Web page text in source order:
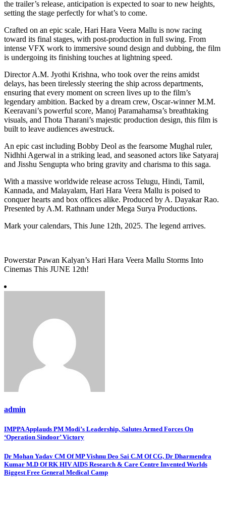
the trailer’s release, anticipation is expected to soar to new heights,
setting the stage perfectly for what’s to come.
Crafted on an epic scale, Hari Hara Veera Mallu is now racing
toward its final stages, with post-production in full swing. From
intense VFX work to immersive sound design and dubbing, the film
is undergoing its finishing touches at lightning speed.
Director A.M. Jyothi Krishna, who took over the reins amidst
delays, has been tirelessly steering the ship across departments,
ensuring that every moment on screen lives up to the film’s
legendary ambition. Backed by a dream crew, Oscar-winner M.M.
Keeravani’s powerful score, Manoj Paramahamsa’s breathtaking
visuals, and Thota Tharani’s majestic production design, this film is
built to leave audiences awestruck.
An epic cast including Bobby Deol as the fearsome Mughal ruler,
Nidhhi Agerwal in a striking lead, and seasoned actors like Satyaraj
and Jisshu Sengupta who bring gravity and charisma to this saga.
With a massive worldwide release across Telugu, Hindi, Tamil,
Kannada, and Malayalam, Hari Hara Veera Mallu is poised to
conquer hearts and box offices alike. Produced by A. Dayakar Rao.
Presented by A.M. Rathnam under Mega Surya Productions.
Mark your calendars, This June 12th, 2025. The legend arrives.
Powerstar Pawan Kalyan’s Hari Hara Veera Mallu Storms Into
Cinemas This JUNE 12th!
admin
Post
navigation
IMPPA Applauds PM Modi’s Leadership, Salutes Armed Forces On
‘Operation Sindoor’ Victory
Dr Mohan Yadav CM Of MP Vishnu Deo Sai C.M Of CG, Dr Dharmendra
Kumar M.D Of RK HIV AIDS Research & Care Centre Invented Worlds
Biggest Free General Medical Camp